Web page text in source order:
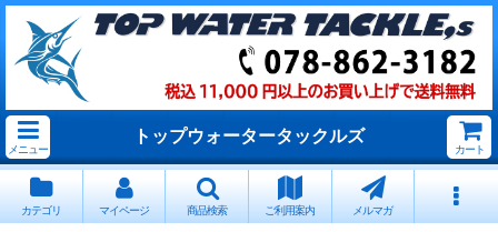
メニュー
トップウォータータックルズ
カート
カテゴリ マイページ 商品検索 ご利用案内 メルマガ